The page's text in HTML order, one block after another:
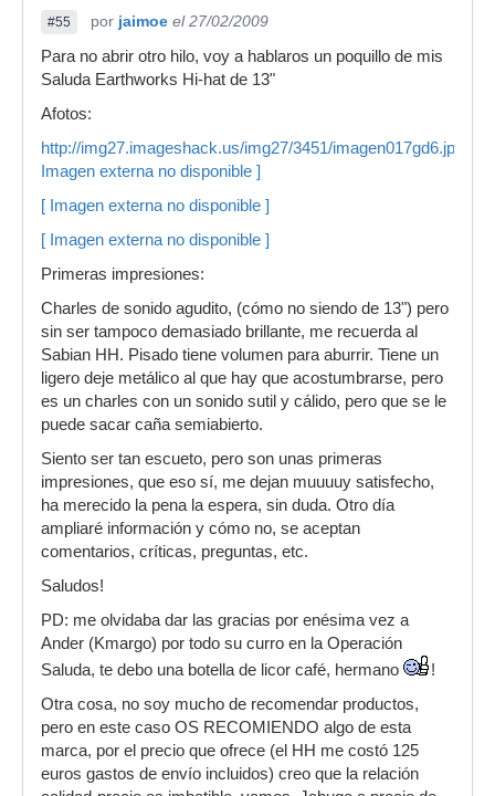
#55 por jaimoe el 27/02/2009
Para no abrir otro hilo, voy a hablaros un poquillo de mis
Saluda Earthworks Hi-hat de 13"
Afotos:
http://img27.imageshack.us/img27/3451/imagen017gd6.jpg
Imagen externa no disponible ]
[ Imagen externa no disponible ]
[ Imagen externa no disponible ]
Primeras impresiones:
Charles de sonido agudito, (cómo no siendo de 13") pero
sin ser tampoco demasiado brillante, me recuerda al
Sabian HH. Pisado tiene volumen para aburrir. Tiene un
ligero deje metálico al que hay que acostumbrarse, pero
es un charles con un sonido sutil y cálido, pero que se le
puede sacar caña semiabierto.
Siento ser tan escueto, pero son unas primeras
impresiones, que eso sí, me dejan muuuuy satisfecho,
ha merecido la pena la espera, sin duda. Otro día
ampliaré información y cómo no, se aceptan
comentarios, críticas, preguntas, etc.
Saludos!
PD: me olvidaba dar las gracias por enésima vez a
Ander (Kmargo) por todo su curro en la Operación
Saluda, te debo una botella de licor café, hermano
!
Otra cosa, no soy mucho de recomendar productos,
pero en este caso OS RECOMIENDO algo de esta
marca, por el precio que ofrece (el HH me costó 125
euros gastos de envío incluidos) creo que la relación